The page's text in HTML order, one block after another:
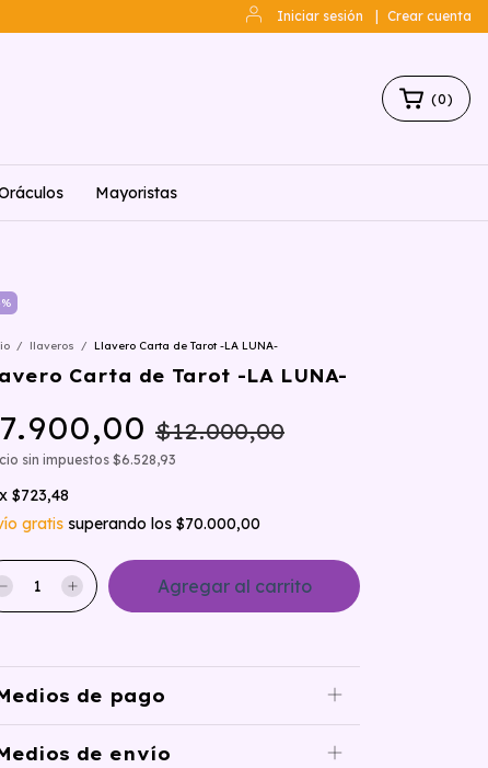
Iniciar sesión Crear cuenta
(0)
Mayoristas
%
/ llaveros / Llavero Carta de Tarot -LA LUNA-
Carta de Tarot -LA LUNA-
$12.000,00
sin impuestos $6.528,93
x $723,48
gratis superando los $70.000,00
de pago
de envío